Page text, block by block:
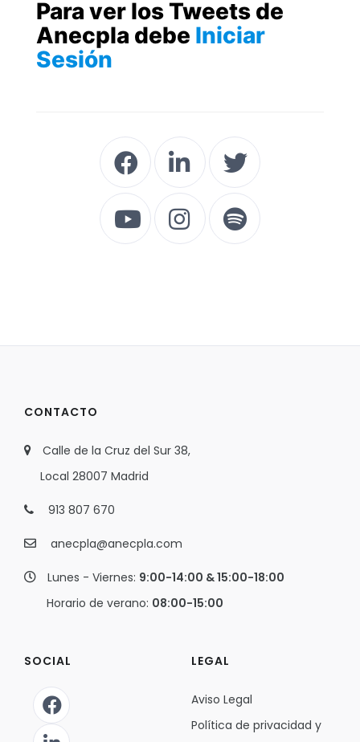
Para ver los Tweets de
Anecpla debe Iniciar
Sesión
CONTACTO
Calle de la Cruz del Sur 38,
Local 28007 Madrid
913 807 670
anecpla@anecpla.com
Lunes - Viernes: 9:00-14:00 & 15:00-18:00
Horario de verano: 08:00-15:00
SOCIAL LEGAL
Aviso Legal
Política de privacidad y